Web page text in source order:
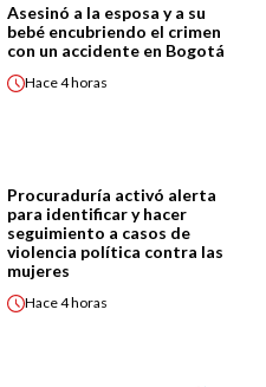
Asesinó a la esposa y a su
bebé encubriendo el crimen
con un accidente en Bogotá
Hace4 horas
Procuraduría activó alerta
para identificar y hacer
seguimiento a casos de
violencia política contra las
mujeres
Hace4 horas